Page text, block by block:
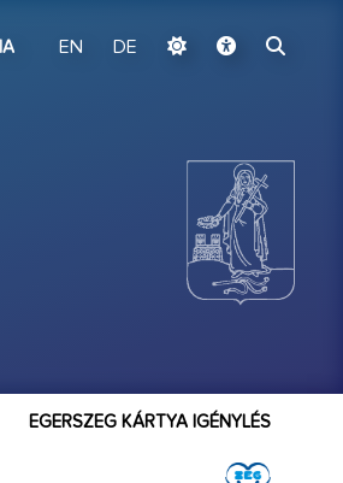
EN DE
EGERSZEG KÁRTYA IGÉNYLÉS